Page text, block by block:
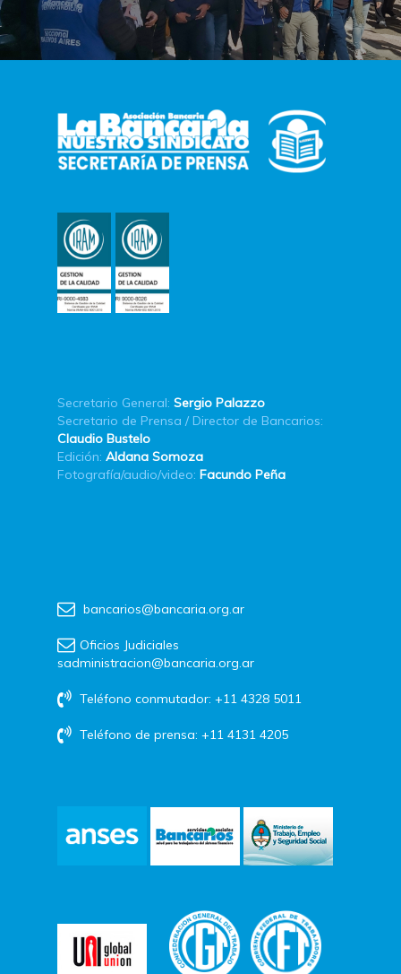
Secretario General: Sergio Palazzo
Secretario de Prensa / Director de Bancarios:
Claudio Bustelo
Edición: Aldana Somoza
Fotografía/audio/video: Facundo Peña
bancarios@bancaria.org.ar
Oficios Judiciales
sadministracion@bancaria.org.ar
Teléfono conmutador: +11 4328 5011
Teléfono de prensa: +11 4131 4205